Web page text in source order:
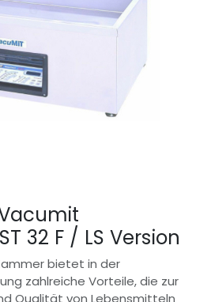
32 F / LS Version
bietet in der
zahlreiche Vorteile, die zur
Qualität von Lebensmitteln